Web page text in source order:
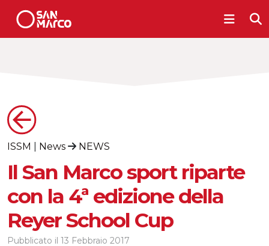
ISSM News NEWS
Il San Marco sport riparte
con la 4ª edizione della
Reyer School Cup
Pubblicato il 13 Febbraio 2017